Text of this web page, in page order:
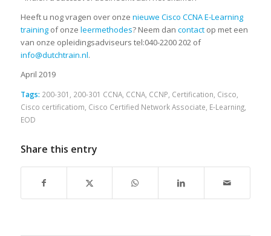
Heeft u nog vragen over onze nieuwe Cisco CCNA E-Learning
trainingof onze leermethodes? Neem dan contactop met een
van onze opleidingsadviseurs tel:040-2200 202 of
info@dutchtrain.nl.
April 2019
Tags: 200-301 200-301 CCNA, CCNA, CCNP Certification Cisco
Cisco certificatiom Cisco Certified Network Associate E-Learning,
EOD
Share this entry